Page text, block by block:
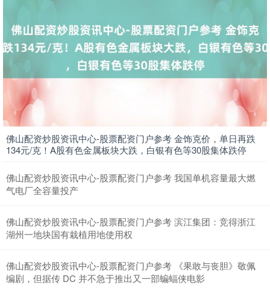
佛山配资炒股资讯中心-股票配资门户参考 金饰克价，单日再跌
134元/克！A股有色金属板块大跌，白银有色等30股集体跌停
佛山配资炒股资讯中心-股票配资门户参考 我国单机容量最大燃
气电厂全容量投产
佛山配资炒股资讯中心-股票配资门户参考 滨江集团：竞得浙江
湖州一地块国有栽植用地使用权
佛山配资炒股资讯中心-股票配资门户参考 《果敢与丧胆》敬佩
编剧，但据传 DC 并不急于推出又一部蝙蝠侠电影